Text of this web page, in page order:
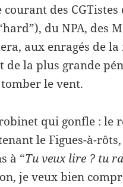
des CGTistes
du NPA, des
aux enragés de
de la plus grande
le vent.
qui gonfle : le
le Figues-à-
à “Tu veux lire ? tu
je veux bien